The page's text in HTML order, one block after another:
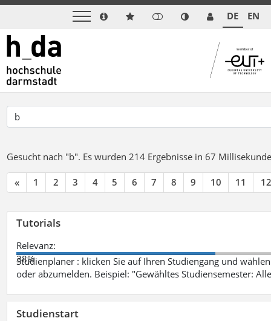
DE EN
Gesucht nach "b". Es wurden 214 Ergebnisse in 67
« 1 2 3 4 5 6 7 8 9 10 11 12
Tutorials
Relevanz:
38%
Studienplaner : klicken Sie auf Ihren Studiengang und
oder abzumelden. Beispiel: "Gewähltes Studiensemester:
Studienstart